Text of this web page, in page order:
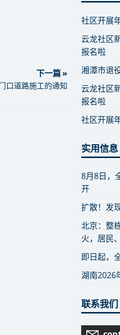
下一篇 »
口道路施工的通知
社区开展
云龙社区
报名啦
湘潭市退
云龙社区
报名啦
社区开展
实用信息
8月8日，
开
扩散！发
北京：整
火，居民
即日起，
湖南2026
联系我们